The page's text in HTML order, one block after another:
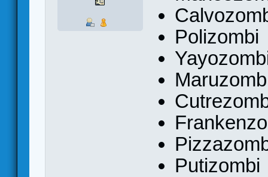
Polizombi
Putizombi